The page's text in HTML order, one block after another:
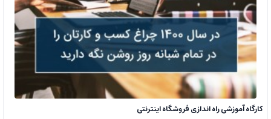
کارگاه آموزشی راه اندازی فروشگاه اینترنتی